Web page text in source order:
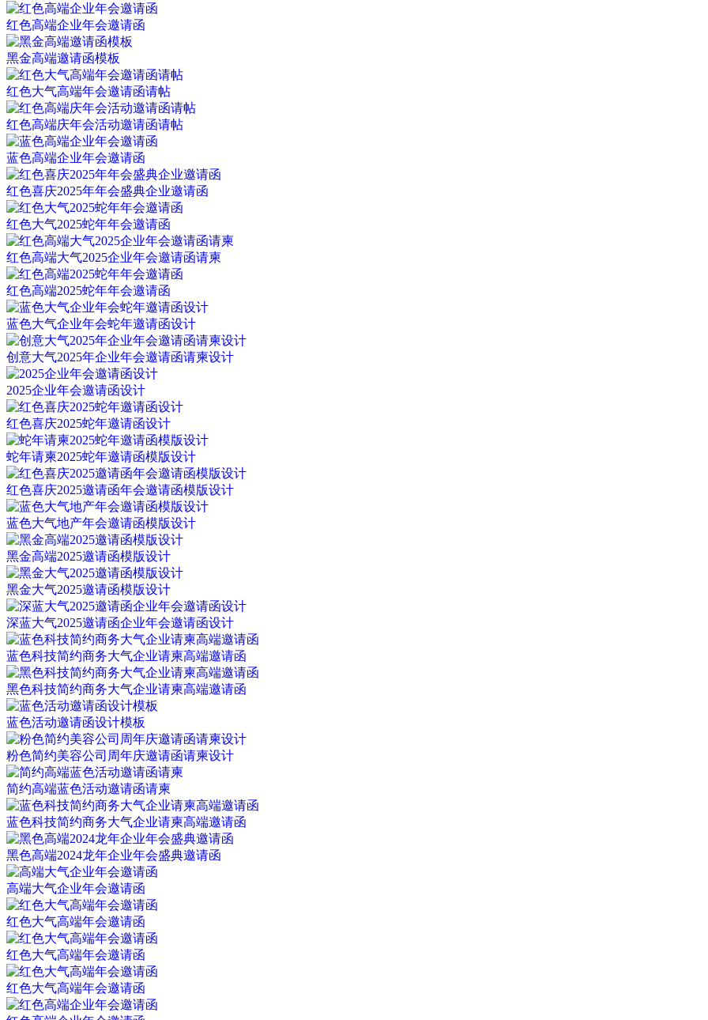
红色高端企业年会邀请函
黑金高端邀请函模板
红色大气高端年会邀请函请帖
红色高端庆年会活动邀请函请帖
蓝色高端企业年会邀请函
红色喜庆2025年年会盛典企业邀请函
红色大气2025蛇年年会邀请函
红色高端大气2025企业年会邀请函请柬
红色高端2025蛇年年会邀请函
蓝色大气企业年会蛇年邀请函设计
创意大气2025年企业年会邀请函请柬设计
2025企业年会邀请函设计
红色喜庆2025蛇年邀请函设计
蛇年请柬2025蛇年邀请函模版设计
红色喜庆2025邀请函年会邀请函模版设计
蓝色大气地产年会邀请函模版设计
黑金高端2025邀请函模版设计
黑金大气2025邀请函模版设计
深蓝大气2025邀请函企业年会邀请函设计
蓝色科技简约商务大气企业请柬高端邀请函
黑色科技简约商务大气企业请柬高端邀请函
蓝色活动邀请函设计模板
粉色简约美容公司周年庆邀请函请柬设计
简约高端蓝色活动邀请函请柬
蓝色科技简约商务大气企业请柬高端邀请函
黑色高端2024龙年企业年会盛典邀请函
高端大气企业年会邀请函
红色大气高端年会邀请函
红色大气高端年会邀请函
红色大气高端年会邀请函